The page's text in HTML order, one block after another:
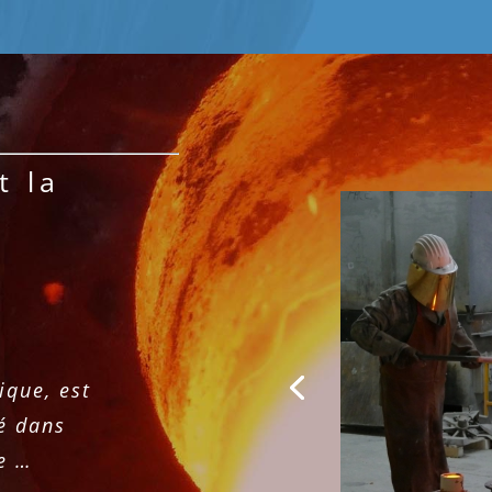
la
est
dans
…